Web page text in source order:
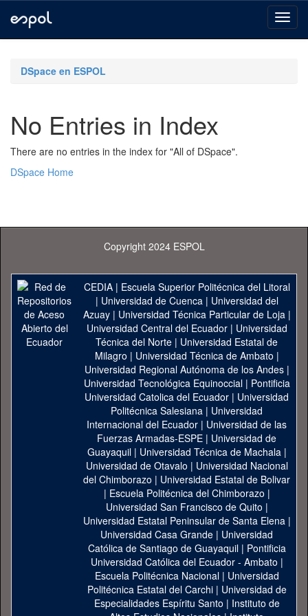
navigationDSpace en ESPOL
No Entries in Index
There are no entries in the index for "All of DSpace".
DSpace Home
Copyright 2024 ESPOL
CEDIA| Escuela Superior Politécnica del Litoral
| Universidad de Cuenca| Universidad del
Azuay| Universidad Técnica Particular de Loja|
Universidad Central del Ecuador| Universidad
Técnica del Norte | Universidad Estatal de
Milagro | Universidad Técnica de Ambato |
Universidad Regional Autónoma de los Andes|
Universidad Tecnológica Equinoccial| Pontificia
Universidad Catolica del Ecuador | Universidad
Politécnica Salesiana | Universidad
Internacional del Ecuador | Universidad de las
Fuerzas Armadas-ESPE | Universidad de
Guayaquil| Universidad Técnica de Machala|
Universidad de Otavalo | Universidad Nacional
del Chimborazo | Universidad Estatal de Bolivar
| Escuela Politécnica del Chimborazo |
Universidad San Francisco de Quito |
Universidad Estatal Peninsular de Santa Elena|
Universidad Casa Grande | Universidad
Católica de Santiago de Guayaquil| Pontificia
Universidad Católica del Ecuador - Ambato |
Escuela Politécnica Nacional| Universidad
Politécnica Estatal del Carchi| Universidad de
Especialidades Espíritu Santo | Instituto de